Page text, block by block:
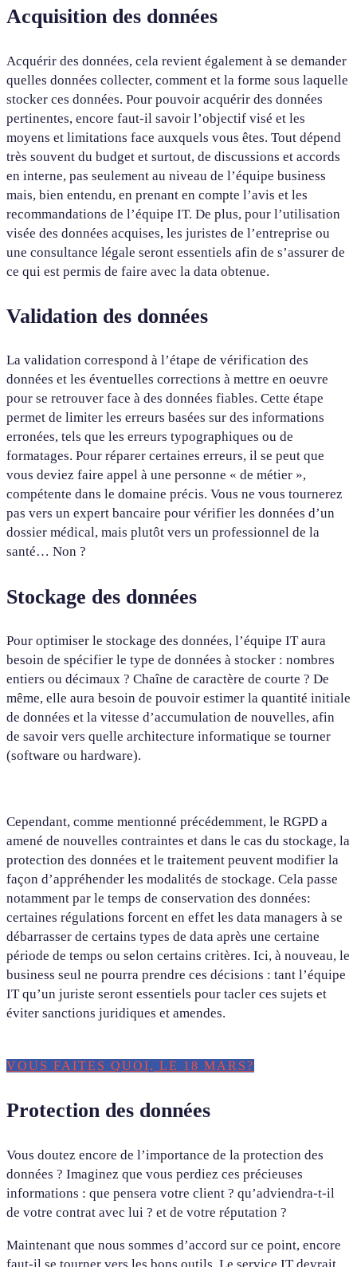
Acquisition des données
Acquérir des données, cela revient également à se demander
quelles données collecter, comment et la forme sous laquelle
stocker ces données. Pour pouvoir acquérir des données
pertinentes, encore faut-il savoir l’objectif visé et les
moyens et limitations face auxquels vous êtes. Tout dépend
très souvent du budget et surtout, de discussions et accords
en interne, pas seulement au niveau de l’équipe business
mais, bien entendu, en prenant en compte l’avis et les
recommandations de l’équipe IT. De plus, pour l’utilisation
visée des données acquises, les juristes de l’entreprise ou
une consultance légale seront essentiels afin de s’assurer de
ce qui est permis de faire avec la data obtenue.
Validation des données
La validation correspond à l’étape de vérification des
données et les éventuelles corrections à mettre en oeuvre
pour se retrouver face à des données fiables. Cette étape
permet de limiter les erreurs basées sur des informations
erronées, tels que les erreurs typographiques ou de
formatages. Pour réparer certaines erreurs, il se peut que
vous deviez faire appel à une personne « de métier »,
compétente dans le domaine précis. Vous ne vous tournerez
pas vers un expert bancaire pour vérifier les données d’un
dossier médical, mais plutôt vers un professionnel de la
santé… Non ?
Stockage des données
Pour optimiser le stockage des données, l’équipe IT aura
besoin de spécifier le type de données à stocker : nombres
entiers ou décimaux ? Chaîne de caractère de courte ? De
même, elle aura besoin de pouvoir estimer la quantité initiale
de données et la vitesse d’accumulation de nouvelles, afin
de savoir vers quelle architecture informatique se tourner
(software ou hardware).
Cependant, comme mentionné précédemment, le RGPD a
amené de nouvelles contraintes et dans le cas du stockage, la
protection des données et le traitement peuvent modifier la
façon d’appréhender les modalités de stockage. Cela passe
notamment par le temps de conservation des données:
certaines régulations forcent en effet les data managers à se
débarrasser de certains types de data après une certaine
période de temps ou selon certains critères. Ici, à nouveau, le
business seul ne pourra prendre ces décisions : tant l’équipe
IT qu’un juriste seront essentiels pour tacler ces sujets et
éviter sanctions juridiques et amendes.
VOUS FAITES QUOI, LE 18 MARS?
Protection des données
Vous doutez encore de l’importance de la protection des
données ? Imaginez que vous perdiez ces précieuses
informations : que pensera votre client ? qu’adviendra-t-il
de votre contrat avec lui ? et de votre réputation ?
Maintenant que nous sommes d’accord sur ce point, encore